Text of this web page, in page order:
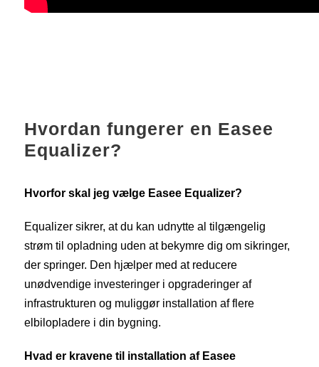
Hvordan fungerer en Easee
Equalizer?
Hvorfor skal jeg vælge Easee Equalizer?
Equalizer sikrer, at du kan udnytte al tilgængelig
strøm til opladning uden at bekymre dig om sikringer,
der springer. Den hjælper med at reducere
unødvendige investeringer i opgraderinger af
infrastrukturen og muliggør installation af flere
elbilopladere i din bygning.
Hvad er kravene til installation af Easee